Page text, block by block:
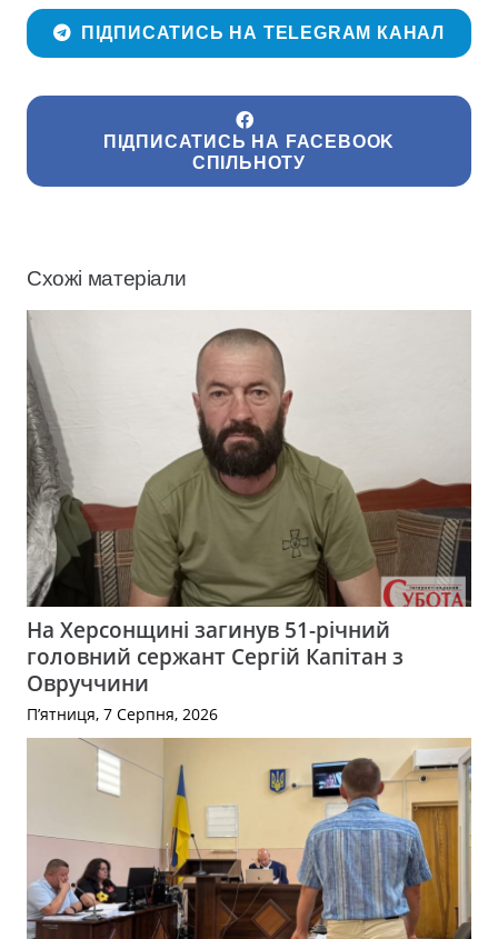
ПІДПИСАТИСЬ НА TELEGRAM КАНАЛ
ПІДПИСАТИСЬ НА FACEBOOK
СПІЛЬНОТУ
Схожі матеріали
На Херсонщині загинув 51-річний
головний сержант Сергій Капітан з
Овруччини
П’ятниця, 7 Серпня, 2026